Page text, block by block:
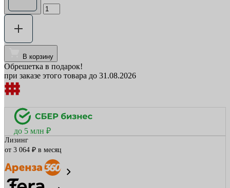
В корзину
Обрешетка в подарок!
при заказе этого товара до 31.08.2026
до 5 млн ₽
Лизинг
от 3 064 ₽ в месяц